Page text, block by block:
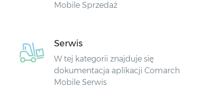
Mobile Sprzedaż
Serwis
W tej kategorii znajduje się
dokumentacja aplikacji Comarch
Mobile Serwis